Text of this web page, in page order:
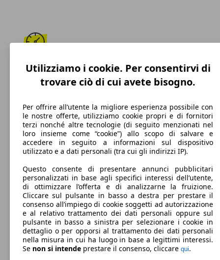
195 km/h
Velocità massima
Benzina
Carburante
122 g/km
Emissioni di CO2 (combinato)*
Utilizziamo i cookie. Per consentirvi di
trovare ciò di cui avete bisogno.
Per offrire all’utente la migliore esperienza possibile con
le nostre offerte, utilizziamo cookie propri e di fornitori
terzi nonché altre tecnologie (di seguito menzionati nel
loro insieme come “cookie”) allo scopo di salvare e
accedere in seguito a informazioni sul dispositivo
utilizzato e a dati personali (tra cui gli indirizzi IP).
Questo consente di presentare annunci pubblicitari
personalizzati in base agli specifici interessi dell’utente,
di ottimizzare l’offerta e di analizzarne la fruizione.
Cliccare sul pulsante in basso a destra per prestare il
consenso all’impiego di cookie soggetti ad autorizzazione
e al relativo trattamento dei dati personali oppure sul
pulsante in basso a sinistra per selezionare i cookie in
dettaglio o per opporsi al trattamento dei dati personali
nella misura in cui ha luogo in base a legittimi interessi.
Se non si intende prestare il consenso, cliccare qui.